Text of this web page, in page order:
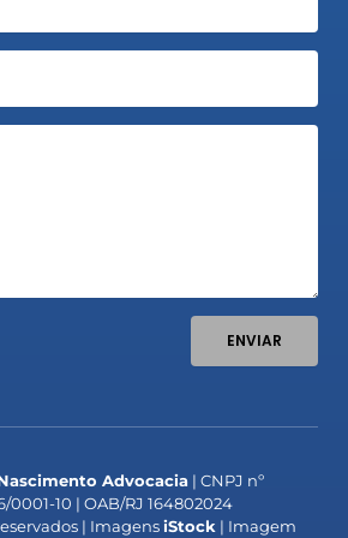
ENVIAR
Advocacia| CNPJ nº
0001-10 | OAB/RJ 164802024
| ImagensiStock | Imagem